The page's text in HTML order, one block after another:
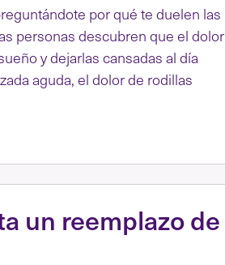
por qué te duelen las
personas descubren que el dolor
y dejarlas cansadas al día
aguda, el dolor de rodillas
un reemplazo de